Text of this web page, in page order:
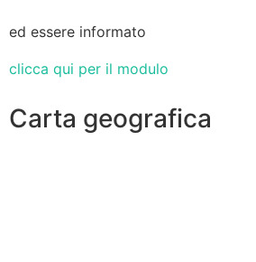
ed essere informato
clicca qui per il modulo
Carta geografica